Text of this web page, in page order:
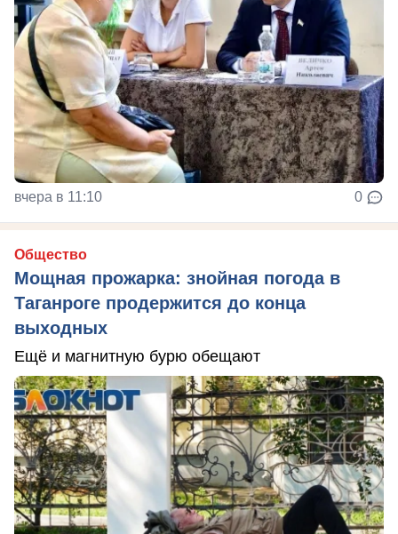
вчера в 11:10 0
Общество
Мощная прожарка: знойная погода в
Таганроге продержится до конца
выходных
Ещё и магнитную бурю обещают